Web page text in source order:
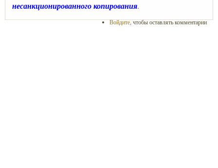
несанкционированного копирования.
Войдите, чтобы оставлять комментарии